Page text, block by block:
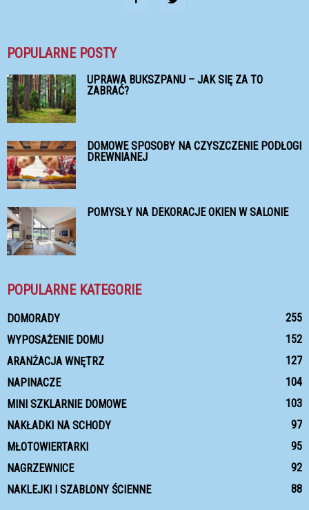
POPULARNE POSTY
UPRAWA BUKSZPANU – JAK SIĘ ZA TO
ZABRAĆ?
DOMOWE SPOSOBY NA CZYSZCZENIE PODŁOGI
DREWNIANEJ
POMYSŁY NA DEKORACJE OKIEN W SALONIE
POPULARNE KATEGORIE
DOMORADY
255
WYPOSAŻENIE DOMU
152
ARANŻACJA WNĘTRZ
127
NAPINACZE
104
MINI SZKLARNIE DOMOWE
103
NAKŁADKI NA SCHODY
97
MŁOTOWIERTARKI
95
NAGRZEWNICE
92
NAKLEJKI I SZABLONY ŚCIENNE
88